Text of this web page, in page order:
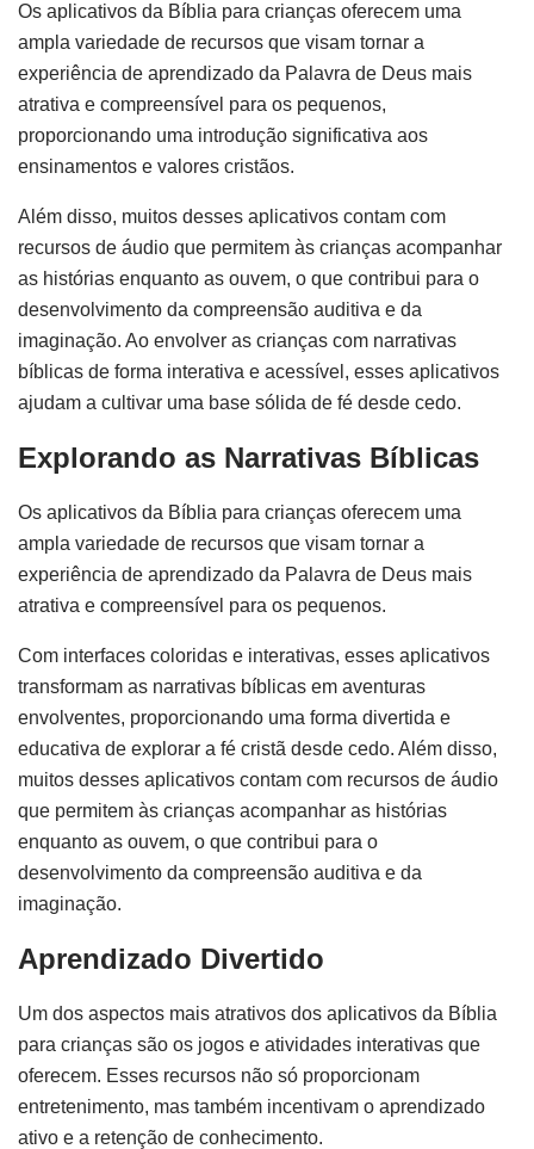
Os aplicativos da Bíblia para crianças oferecem uma
ampla variedade de recursos que visam tornar a
experiência de aprendizado da Palavra de Deus mais
atrativa e compreensível para os pequenos,
proporcionando uma introdução significativa aos
ensinamentos e valores cristãos.
Além disso, muitos desses aplicativos contam com
recursos de áudio que permitem às crianças acompanhar
as histórias enquanto as ouvem, o que contribui para o
desenvolvimento da compreensão auditiva e da
imaginação. Ao envolver as crianças com narrativas
bíblicas de forma interativa e acessível, esses aplicativos
ajudam a cultivar uma base sólida de fé desde cedo.
Explorando as Narrativas Bíblicas
Os aplicativos da Bíblia para crianças oferecem uma
ampla variedade de recursos que visam tornar a
experiência de aprendizado da Palavra de Deus mais
atrativa e compreensível para os pequenos.
Com interfaces coloridas e interativas, esses aplicativos
transformam as narrativas bíblicas em aventuras
envolventes, proporcionando uma forma divertida e
educativa de explorar a fé cristã desde cedo. Além disso,
muitos desses aplicativos contam com recursos de áudio
que permitem às crianças acompanhar as histórias
enquanto as ouvem, o que contribui para o
desenvolvimento da compreensão auditiva e da
imaginação.
Aprendizado Divertido
Um dos aspectos mais atrativos dos aplicativos da Bíblia
para crianças são os jogos e atividades interativas que
oferecem. Esses recursos não só proporcionam
entretenimento, mas também incentivam o aprendizado
ativo e a retenção de conhecimento.